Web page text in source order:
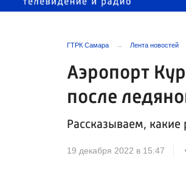
ГТРК Самара Лента новостей
Аэропорт
после
Рассказываем,
19 декабря 2022 в 15:47